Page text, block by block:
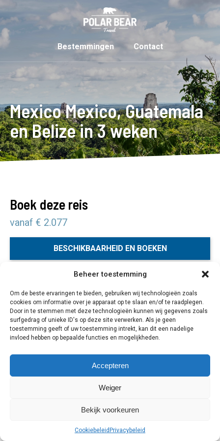
Beheer toestemming
Om de beste ervaringen te bieden, gebruiken wij technologieën zoals
cookies om informatie over je apparaat op te slaan en/of te raadplegen.
Door in te stemmen met deze technologieën kunnen wij gegevens zoals
surfgedrag of unieke ID's op deze site verwerken. Als je geen
toestemming geeft of uw toestemming intrekt, kan dit een nadelige
invloed hebben op bepaalde functies en mogelijkheden.
Accepteren
Weiger
Bekijk voorkeuren
Cookiebeleid Privacybeleid
Bestemmingen Contact
Mexico Mexico, Guatemala
en Belize in 3 weken
Boek deze reis
vanaf € 2.077
BESCHIKBAARHEID EN BOEKEN
Guatemala en Belize verken je het natuurschoon en de
Maya cultuur van de Mexicaanse staat Yucatán en in
Guatemala bezoek je Flores en Tikal. Tot slot reis je in
Belize naar het tropische Caye Caulker.
22 dagen